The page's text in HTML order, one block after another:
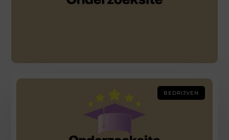
BEDRIJVEN